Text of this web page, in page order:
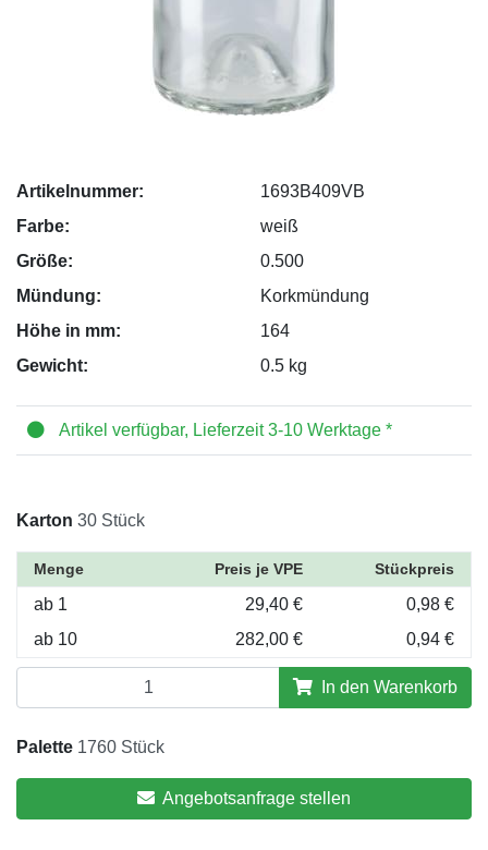
Artikelnummer:
1693B409VB
Farbe:
weiß
Größe:
0.500
Mündung:
Korkmündung
Höhe in mm:
164
Gewicht:
0.5 kg
Artikel verfügbar, Lieferzeit 3-10 Werktage *
Karton 30 Stück
Menge Preis je VPE Stückpreis
ab 1 29,40 €
0,98 €
ab 10
282,00 € 0,94 €
In den Warenkorb
Palette 1760 Stück
Angebotsanfrage stellen